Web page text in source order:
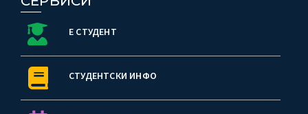
Е СТУДЕНТ
СТУДЕНТСКИ ИНФО